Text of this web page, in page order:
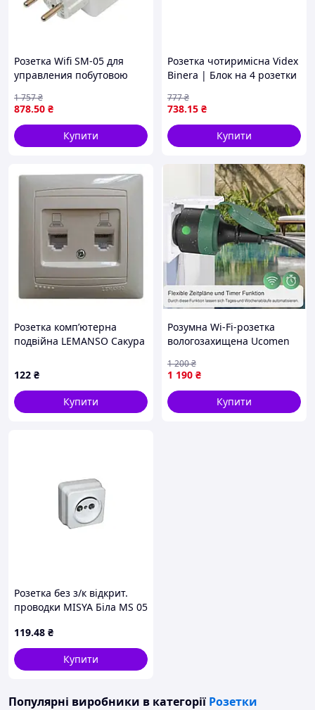
Розетка Wifi SM-05 для
управления побутовою
додатку 16А 3500Вт
878.50 ₴
1 757₴
Купити
Розетка чотиримісна Videx
Binera | Блок на 4 розетки
Пластикова Рамка Срібний
Шовк
738.15 ₴
777₴
Купити
Розетка комп’ютерна
подвійна LEMANSO Сакура
характеристики, відгуки
122 ₴
Купити
Розумна Wi-Fi-розетка
вологозахищена Ucomen
вулична з застосунком
eWelink Alexa Google Home
1 190 ₴
1 200₴
Купити
Розетка без з/к відкрит.
проводки MISYA Біла MS 05
119.48 ₴
Купити
Популярні виробники в категорії Розетки